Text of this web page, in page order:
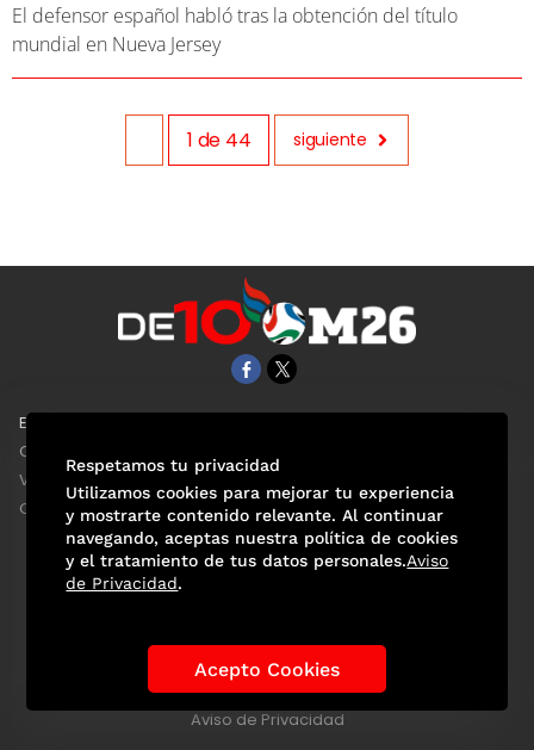
El defensor español habló tras la obtención del título
mundial en Nueva Jersey
1 de 44 siguiente
EL UNIVERSAL
Clase
ViveUSA
Confabulario
Historia de los Mundiales Lo viral Anécdotas Mundialistas
Las Figuras Tendencias Directorio
Aviso de Privacidad
Respetamos tu privacidad
Utilizamos cookies para mejorar tu experiencia
y mostrarte contenido relevante. Al continuar
navegando, aceptas nuestra política de cookies
y el tratamiento de tus datos personales.Aviso
de Privacidad.
Acepto Cookies